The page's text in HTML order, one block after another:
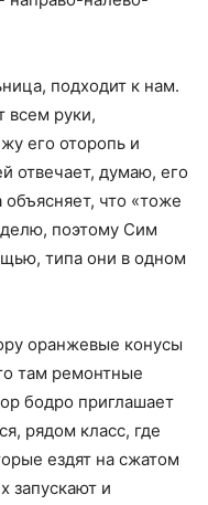
подходит к нам.
всем руки,
его оторопь и
отвечает, думаю, его
что «тоже
поэтому Сим
типа они в одном
оранжевые конусы
там ремонтные
бодро приглашает
рядом класс, где
ездят на сжатом
запускают и